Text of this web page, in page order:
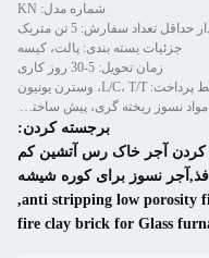
تن متریک
بندی: پالت، کیسه
قابلیت ارائه: بیش از 120000 تن در سال برای همه مواد نسوز ریخته گری، پیش ساخته و آجر
رس آتشین کم
کوره شیشه
anti stripping
,
fire clay brick